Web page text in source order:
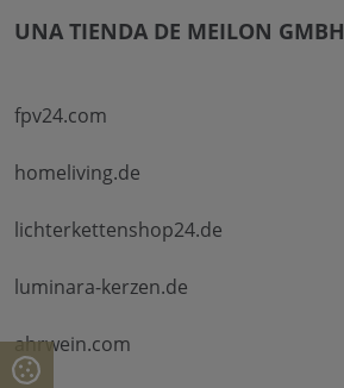
UNA TIENDA DE MEILON GMBH
fpv24.com
homeliving.de
lichterkettenshop24.de
luminara-kerzen.de
ahrwein.com